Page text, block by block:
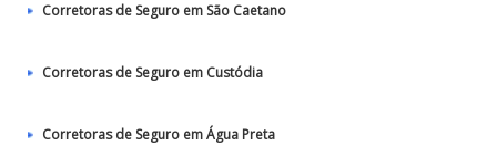
Corretoras de Seguro em São Caetano
Corretoras de Seguro em Custódia
Corretoras de Seguro em Água Preta